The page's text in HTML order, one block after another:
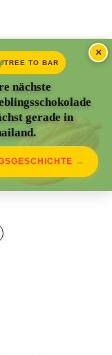
×
TREE TO BAR
nächste
gerade in
→